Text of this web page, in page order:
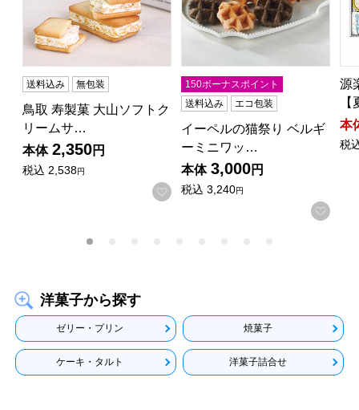
送料込み 無包装
鳥取 寿製菓 大山ソフトク
リームサ…
本体 2,350円
税込 2,538円
お気に入りに登録する
150ボーナスポイント
送料込み
エコ包装
イーペルの猫祭り ベルギ
ーミニワッ…
本体 3,000円
税込 3,240円
お気
源
本
税
洋菓子から探す
ゼリー・プリン 焼菓子
ケーキ・タルト 洋菓子詰合せ